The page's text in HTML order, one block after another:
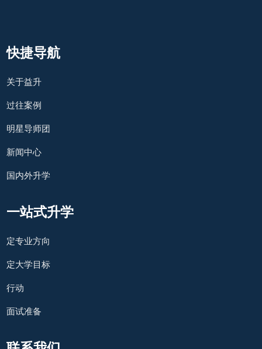
快捷导航
关于益升
过往案例
明星导师团
新闻中心
国内外升学
一站式升学
定专业方向
定大学目标
行动
面试准备